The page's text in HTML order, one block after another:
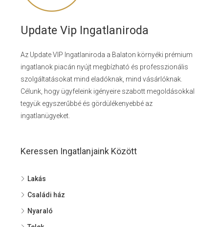
Update Vip Ingatlaniroda
Az Update VIP Ingatlaniroda a Balaton környéki prémium
ingatlanok piacán nyújt megbízható és professzionális
szolgáltatásokat mind eladóknak, mind vásárlóknak.
Célunk, hogy ügyfeleink igényeire szabott megoldásokkal
tegyük egyszerűbbé és gördülékenyebbé az
ingatlanügyeket.
Keressen Ingatlanjaink Között
Lakás
Családi ház
Nyaraló